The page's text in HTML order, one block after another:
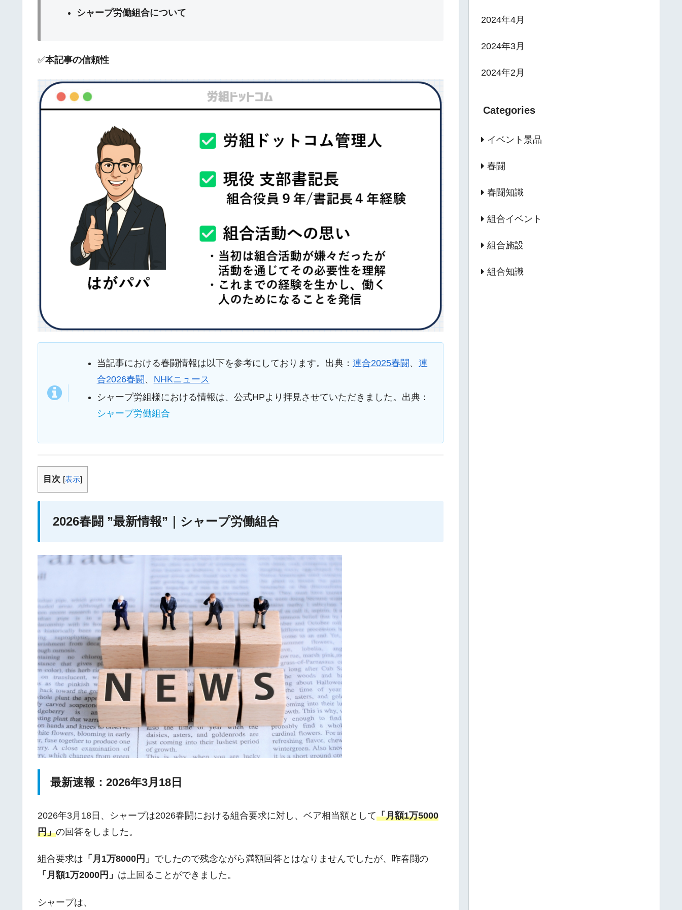
シャープ労働組合について
✅本記事の信頼性
当記事における春闘情報は以下を参考にしております。出典： 連合2025春闘 、 連
合2026春闘 、 NHKニュース
シャープ労組様における情報は、公式HPより拝見させていただきました。出典：
シャープ労働組合
目次 [表示]
2026春闘 ”最新情報”｜シャープ労働組合
最新速報：2026年3月18日
2026年3月18日、シャープは2026春闘における組合要求に対し、ベア相当額として「月額1万5000
円」の回答をしました。
組合要求は 「月1万8000円」 でしたので残念ながら満額回答とはなりませんでしたが、昨春闘の
「月額1万2000円」 は上回ることができました。
シャープは、
2024年4月
2024年3月
2024年2月
Categories
イベント景品
春闘
春闘知識
組合イベント
組合施設
組合知識